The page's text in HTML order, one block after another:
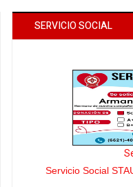
SERVICIO SOCIAL
Servicio Social